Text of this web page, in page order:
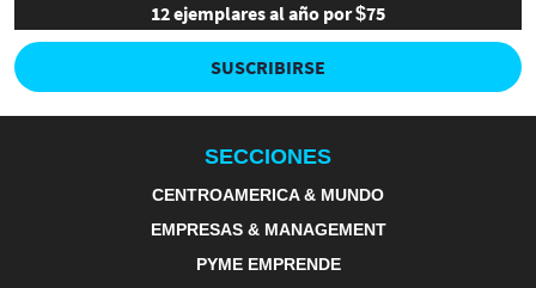
12 ejemplares al año por $75
SUSCRIBIRSE
SECCIONES
CENTROAMERICA & MUNDO
EMPRESAS & MANAGEMENT
PYME EMPRENDE